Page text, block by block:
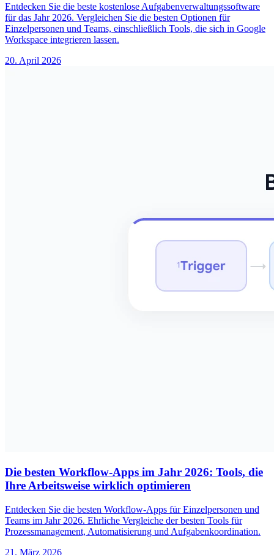
Entdecken Sie die beste kostenlose Aufgabenverwaltungssoftware
für das Jahr 2026. Vergleichen Sie die besten Optionen für
Einzelpersonen und Teams, einschließlich Tools, die sich in Google
Workspace integrieren lassen.
20. April 2026
Die besten Workflow-Apps im Jahr 2026: Tools, die
Ihre Arbeitsweise wirklich optimieren
Entdecken Sie die besten Workflow-Apps für Einzelpersonen und
Teams im Jahr 2026. Ehrliche Vergleiche der besten Tools für
Prozessmanagement, Automatisierung und Aufgabenkoordination.
21. März 2026